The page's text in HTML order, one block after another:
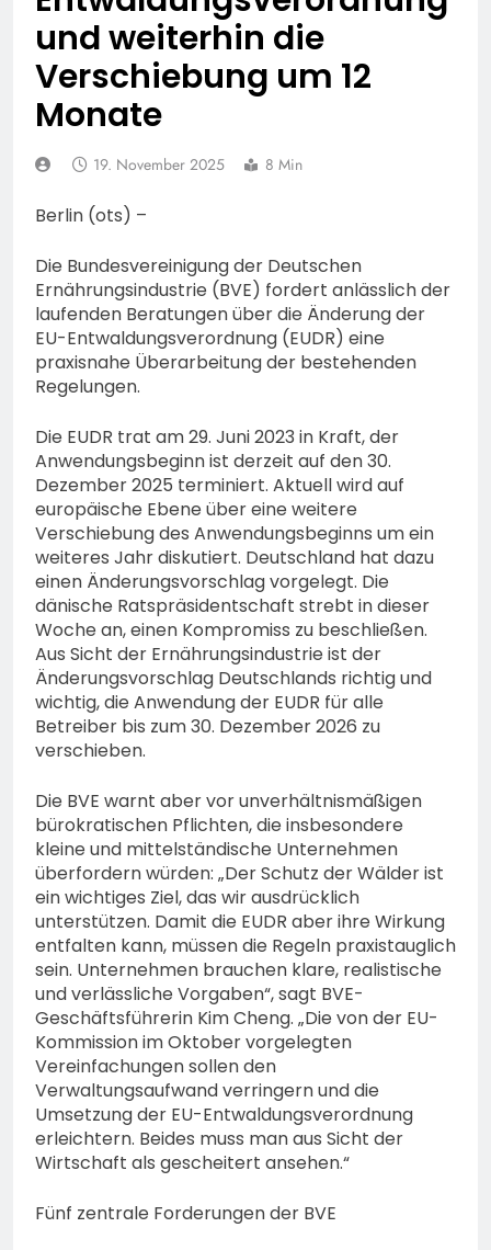
74-jähriger Claus-Peter
H. weiterhin vermisst –
Erneute Veröffentlichung
eines Fotos
6. August 2026
und weiterhin die
Verschiebung um 12
Monate
19. November 2025 8 Min
Berlin (ots) –
Die Bundesvereinigung der Deutschen
Ernährungsindustrie (BVE) fordert anlässlich der
laufenden Beratungen über die Änderung der
EU-Entwaldungsverordnung (EUDR) eine
praxisnahe Überarbeitung der bestehenden
Regelungen.
Die EUDR trat am 29. Juni 2023 in Kraft, der
Anwendungsbeginn ist derzeit auf den 30.
Dezember 2025 terminiert. Aktuell wird auf
europäische Ebene über eine weitere
Verschiebung des Anwendungsbeginns um ein
weiteres Jahr diskutiert. Deutschland hat dazu
einen Änderungsvorschlag vorgelegt. Die
dänische Ratspräsidentschaft strebt in dieser
Woche an, einen Kompromiss zu beschließen.
Aus Sicht der Ernährungsindustrie ist der
Änderungsvorschlag Deutschlands richtig und
wichtig, die Anwendung der EUDR für alle
Betreiber bis zum 30. Dezember 2026 zu
verschieben.
Die BVE warnt aber vor unverhältnismäßigen
bürokratischen Pflichten, die insbesondere
kleine und mittelständische Unternehmen
überfordern würden: „Der Schutz der Wälder ist
ein wichtiges Ziel, das wir ausdrücklich
unterstützen. Damit die EUDR aber ihre Wirkung
entfalten kann, müssen die Regeln praxistauglich
sein. Unternehmen brauchen klare, realistische
und verlässliche Vorgaben“, sagt BVE-
Geschäftsführerin Kim Cheng. „Die von der EU-
Kommission im Oktober vorgelegten
Vereinfachungen sollen den
Verwaltungsaufwand verringern und die
Umsetzung der EU-Entwaldungsverordnung
erleichtern. Beides muss man aus Sicht der
Wirtschaft als gescheitert ansehen.“
Fünf zentrale Forderungen der BVE